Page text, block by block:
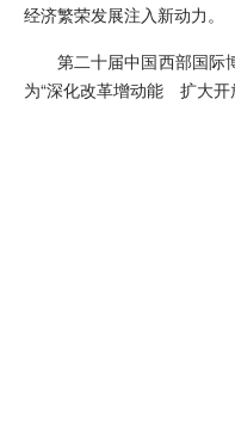
经济繁荣发展注入新动力。
第二十届中国西部国际
为“深化改革增动能 扩大开